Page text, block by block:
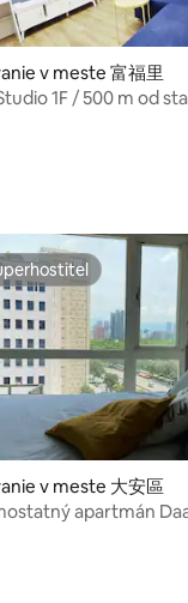
4,97 z 5, počet
v meste 富福里
1F / 500 m od
5 z 5,
v meste 大安區
apartmán